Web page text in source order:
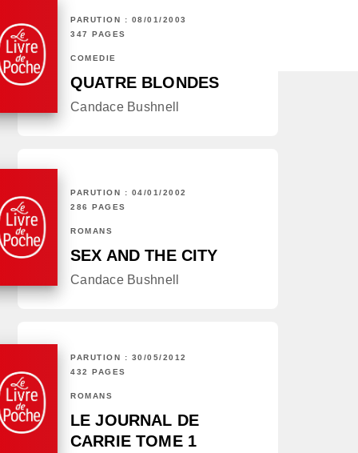
PARUTION : 08/01/2003
347 PAGES
COMÉDIE
QUATRE BLONDES
Candace Bushnell
PARUTION : 04/01/2002
286 PAGES
ROMANS
SEX AND THE CITY
Candace Bushnell
PARUTION : 30/05/2012
432 PAGES
ROMANS
LE JOURNAL DE
CARRIE TOME 1